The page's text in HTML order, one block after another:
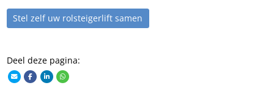
Stel zelf uw rolsteigerlift samen
Deel deze pagina: